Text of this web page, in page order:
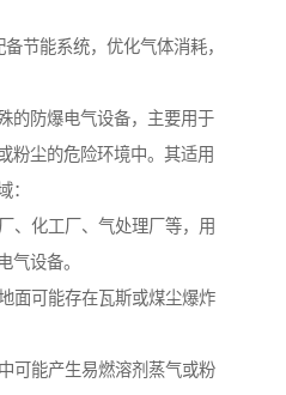
节能系统，优化气体消耗，
的防爆电气设备，主要用于
粉尘的危险环境中。其适用
：
、化工厂、气处理厂等，用
气设备。
面可能存在瓦斯或煤尘爆炸
可能产生易燃溶剂蒸气或粉